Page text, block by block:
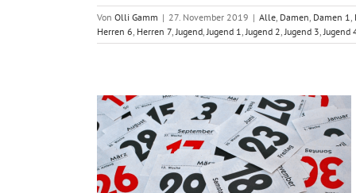
Von Olli Gamm | 27. November 2019 | Alle, Damen, Damen 1,
Herren 6, Herren 7,Jugend,Jugend 1,Jugend 2,Jugend 3,Jugend